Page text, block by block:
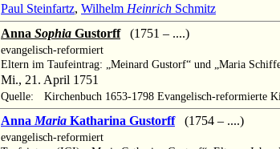
Paul Steinfartz, Wilhelm Heinrich Schmitz
Anna Sophia Gustorff(1751 – ....)
evangelisch-reformiert
Eltern im Taufeintrag: „Meinard Gustorf“ und „Maria
Mi., 21. April 1751
Quelle: Kirchenbuch 1653-1798 Evangelisch-reformierte
Anna Maria Katharina Gustorff(1754 – ....)
evangelisch-reformiert